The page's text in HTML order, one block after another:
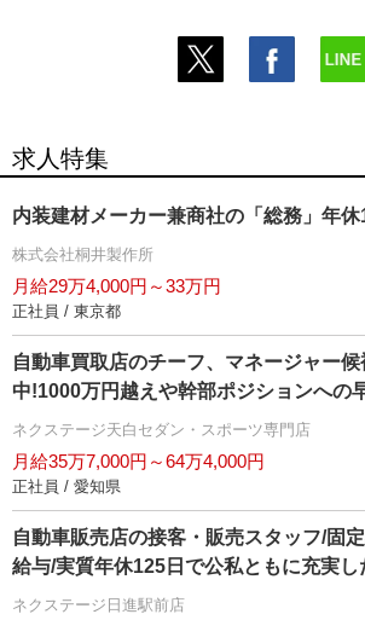
求人特集
内装建材メーカー兼商社の「総務」年
株式会社桐井製作所
月給29万4,000円～33万円
正社員 / 東京都
自動車買取店のチーフ、マネージャー
中!1000万円越えや幹部ポジションへの
ネクステージ天白セダン・スポーツ専門店
月給35万7,000円～64万4,000円
正社員 / 愛知県
自動車販売店の接客・販売スタッフ/固
給与/実質年休125日で公私ともに充実し
ネクステージ日進駅前店